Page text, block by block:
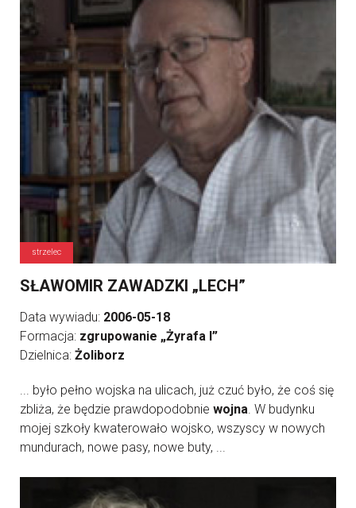
strzelec
SŁAWOMIR ZAWADZKI „LECH”
Data wywiadu: 2006-05-18
Formacja: zgrupowanie „Żyrafa I”
Dzielnica: Żoliborz
... było pełno wojska na ulicach, już czuć było, że coś się
zbliża, że będzie prawdopodobnie wojna. W budynku
mojej szkoły kwaterowało wojsko, wszyscy w nowych
mundurach, nowe pasy, nowe buty, ...